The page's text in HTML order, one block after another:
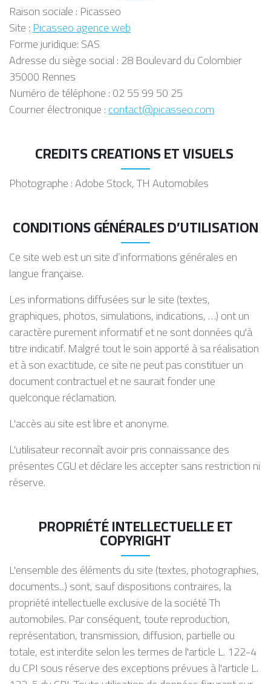
Raison sociale : Picasseo
Site :Picasseo agence web
Forme juridique: SAS
Adresse du siège social : 28 Boulevard du Colombier
35000 Rennes
Numéro de téléphone : 02 55 99 50 25
Courrier électronique :contact@picasseo.com
CREDITS CREATIONS ET VISUELS
Photographe : Adobe Stock, TH Automobiles
CONDITIONS GÉNÉRALES D’UTILISATION
Ce site web est un site d’informations générales en
langue française.
Les informations diffusées sur le site (textes,
graphiques, photos, simulations, indications, …) ont un
caractère purement informatif et ne sont données qu'à
titre indicatif. Malgré tout le soin apporté à sa réalisation
et à son exactitude, ce site ne peut pas constituer un
document contractuel et ne saurait fonder une
quelconque réclamation.
L'accès au site est libre et anonyme.
L'utilisateur reconnaît avoir pris connaissance des
présentes CGU et déclare les accepter sans restriction ni
réserve.
PROPRIÉTÉ INTELLECTUELLE ET
COPYRIGHT
L'ensemble des éléments du site (textes, photographies,
documents...) sont, sauf dispositions contraires, la
propriété intellectuelle exclusive de la société Th
automobiles. Par conséquent, toute reproduction,
représentation, transmission, diffusion, partielle ou
totale, est interdite selon les termes de l'article L. 122-4
du CPI sous réserve des exceptions prévues à l'article L.